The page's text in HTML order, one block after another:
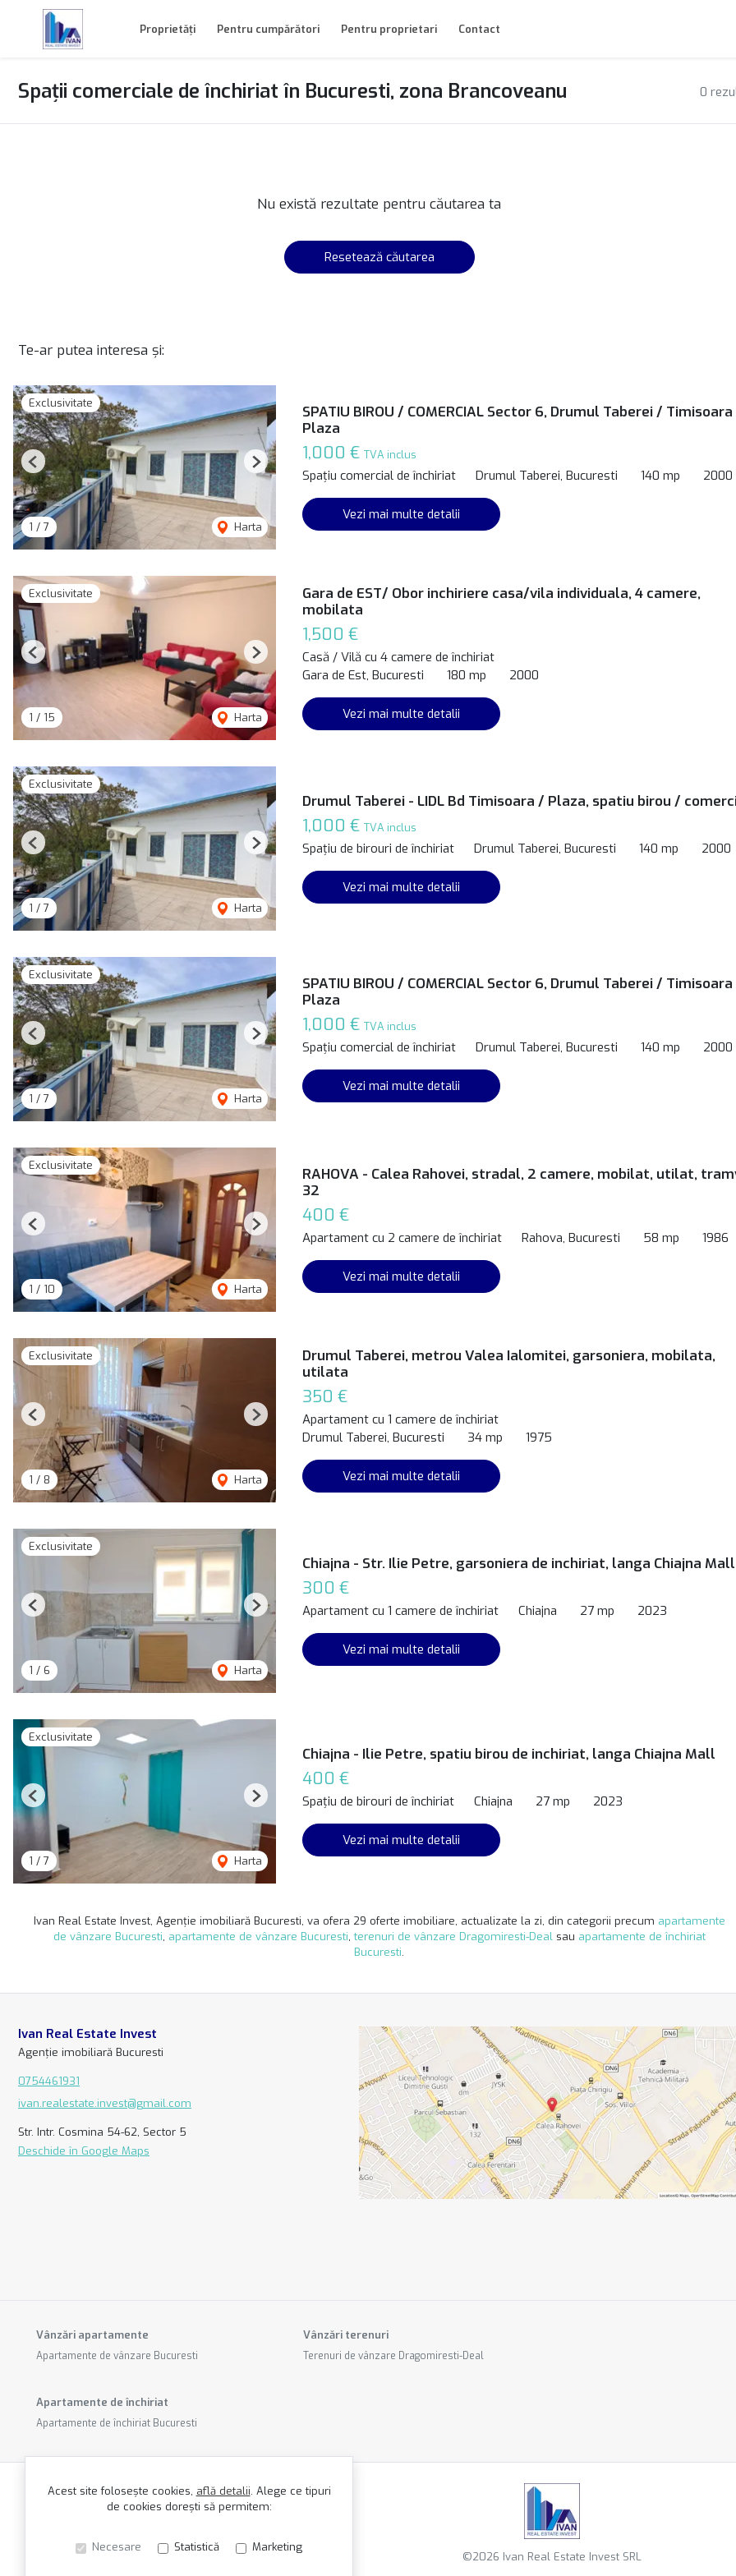
Proprietăți Pentru cumpărători Pentru proprietari Contact
0
Spații comerciale de închiriat în Bucuresti, zona Brancoveanu
Nu există rezultate pentru căutarea ta
Resetează căutarea
Te-ar putea interesa și:
Exclusivitate
1 / 7 Harta
Previous Next
SPATIU BIROU / COMERCIAL Sector 6, Drumul Taberei /
Plaza
1,000 € TVA inclus
Spațiu comercial de închiriat Drumul Taberei, Bucuresti 140 mp 2000
Vezi mai multe detalii
Exclusivitate
1 / 15 Harta
Previous Next
Gara de EST/ Obor inchiriere casa/vila individuala, 4 camere,
mobilata
1,500 €
Casă / Vilă cu 4 camere de închiriat
Gara de Est, Bucuresti
180 mp 2000
Vezi mai multe detalii
Exclusivitate
1 / 7 Harta
Previous Next
Drumul Taberei - LIDL Bd Timisoara / Plaza, spatiu birou /
1,000 € TVA inclus
Spațiu de birouri de închiriat Drumul Taberei, Bucuresti 140 mp 2000
Vezi mai multe detalii
Exclusivitate
1 / 7 Harta
Previous Next
SPATIU BIROU / COMERCIAL Sector 6, Drumul Taberei /
Plaza
1,000 € TVA inclus
Spațiu comercial de închiriat Drumul Taberei, Bucuresti 140 mp 2000
Vezi mai multe detalii
Exclusivitate
1 / 10 Harta
Previous Next
RAHOVA - Calea Rahovei, stradal, 2 camere, mobilat, utilat,
32
400 €
Apartament cu 2 camere de închiriat Rahova, Bucuresti 58 mp 1986
Vezi mai multe detalii
Exclusivitate
1 / 8 Harta
Previous Next
Drumul Taberei, metrou Valea Ialomitei, garsoniera, mobilata,
utilata
350 €
Apartament cu 1 camere de închiriat
Drumul Taberei, Bucuresti
34 mp 1975
Vezi mai multe detalii
Exclusivitate
1 / 6 Harta
Previous Next
Chiajna - Str. Ilie Petre, garsoniera de inchiriat, langa Chiajna Mall
300 €
Apartament cu 1 camere de închiriat Chiajna 27 mp 2023
Vezi mai multe detalii
Exclusivitate
1 / 7 Harta
Previous Next
Chiajna - Ilie Petre, spatiu birou de inchiriat, langa Chiajna Mall
400 €
Spațiu de birouri de închiriat Chiajna 27 mp 2023
Vezi mai multe detalii
Ivan Real Estate Invest, Agenție imobiliară Bucuresti, va ofera 29 oferte imobiliare, actualizate la zi, din categorii precum apartamente
de vânzare Bucuresti, apartamente de vânzare Bucuresti,terenuri de vânzare Dragomiresti-Dealsau apartamente de închiriat
Bucuresti.
Ivan Real Estate Invest
Agenție imobiliară Bucuresti
0754461931
ivan.realestate.invest@gmail.com
Str. Intr. Cosmina 54-62, Sector 5
Deschide în Google Maps
Vânzări apartamente
Apartamente de vânzare Bucuresti
Vânzări terenuri
Terenuri de vânzare Dragomiresti-Deal
Apartamente de închiriat
Apartamente de închiriat Bucuresti
©2026 Ivan Real Estate Invest SRL
Acest site folosește cookies, află detalii. Alege ce tipuri
de cookies dorești să permitem:
Necesare Statistică Marketing